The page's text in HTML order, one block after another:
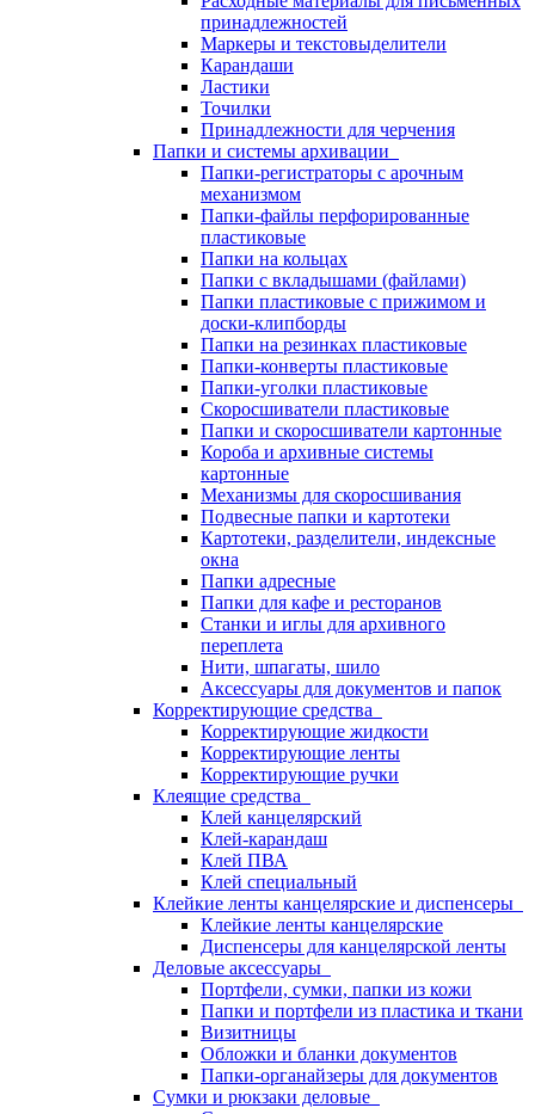
принадлежностей
Маркеры и текстовыделители
Карандаши
Ластики
Точилки
Принадлежности для черчения
Папки и системы архивации
Папки-регистраторы с арочным
механизмом
Папки-файлы перфорированные
пластиковые
Папки на кольцах
Папки с вкладышами (файлами)
Папки пластиковые с прижимом и
доски-клипборды
Папки на резинках пластиковые
Папки-конверты пластиковые
Папки-уголки пластиковые
Скоросшиватели пластиковые
Папки и скоросшиватели картонные
Короба и архивные системы
картонные
Механизмы для скоросшивания
Подвесные папки и картотеки
Картотеки, разделители, индексные
окна
Папки адресные
Папки для кафе и ресторанов
Станки и иглы для архивного
переплета
Нити, шпагаты, шило
Аксессуары для документов и папок
Корректирующие средства
Корректирующие жидкости
Корректирующие ленты
Корректирующие ручки
Клеящие средства
Клей канцелярский
Клей-карандаш
Клей ПВА
Клей специальный
Клейкие ленты канцелярские и диспенсеры
Клейкие ленты канцелярские
Диспенсеры для канцелярской ленты
Деловые аксессуары
Портфели, сумки, папки из кожи
Папки и портфели из пластика и ткани
Визитницы
Обложки и бланки документов
Папки-органайзеры для документов
Сумки и рюкзаки деловые